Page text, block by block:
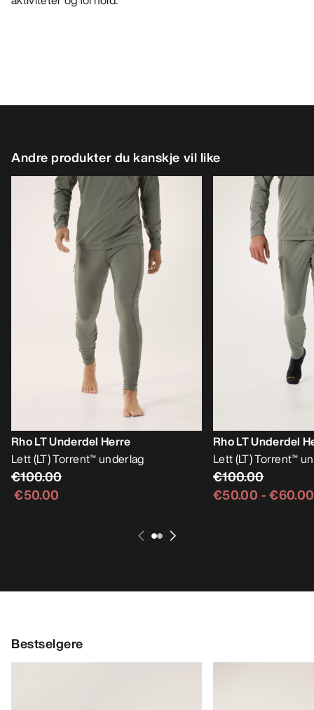
Andre produkter du kanskje vil like
Rho LT Underdel Herre
Lett (LT) Torrent™ underlag
€100.00
€50.00
Rho LT Underdel
Lett (LT) Torrent™
€100.00
€50.00 -€60.00
Bestselgere